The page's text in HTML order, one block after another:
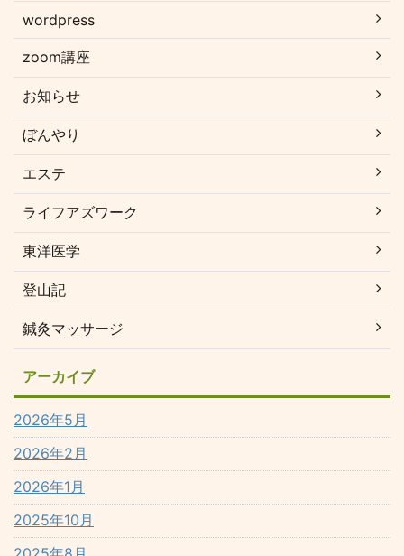
wordpress
zoom講座
お知らせ
ぼんやり
エステ
ライフアズワーク
東洋医学
登山記
鍼灸マッサージ
アーカイブ
2026年5月
2026年2月
2026年1月
2025年10月